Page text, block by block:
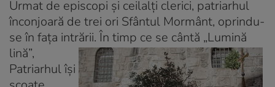
Urmat de episcopi şi ceilalţi clerici, patriarhul
înconjoară de trei ori Sfântul Mormânt, oprindu-
se în faţa intrării.În timp ce se cântă „Lumină
lină”,
Patriarhul îşi